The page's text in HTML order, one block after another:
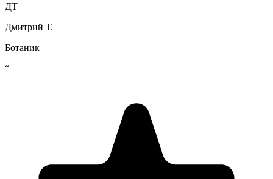
ДТ
Дмитрий Т.
Ботаник
“